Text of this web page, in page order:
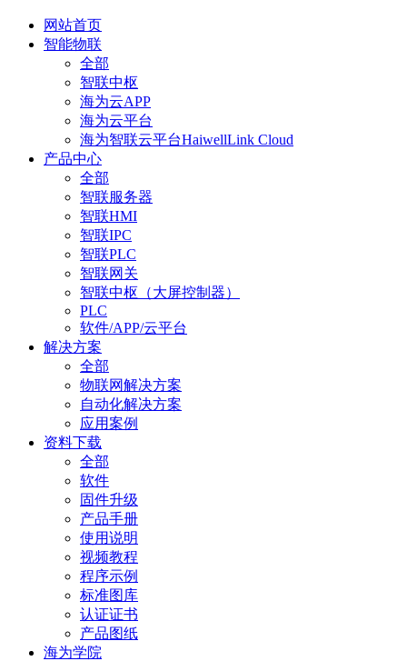
网站首页
智能物联
全部
智联中枢
海为云APP
海为云平台
海为智联云平台HaiwellLink Cloud
产品中心
全部
智联服务器
智联HMI
智联IPC
智联PLC
智联网关
智联中枢（大屏控制器）
PLC
软件/APP/云平台
解决方案
全部
物联网解决方案
自动化解决方案
应用案例
资料下载
全部
软件
固件升级
产品手册
使用说明
视频教程
程序示例
标准图库
认证证书
产品图纸
海为学院